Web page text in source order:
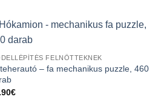
FELNŐTTEKNEK
– fa mechanikus puzzle, 460
€